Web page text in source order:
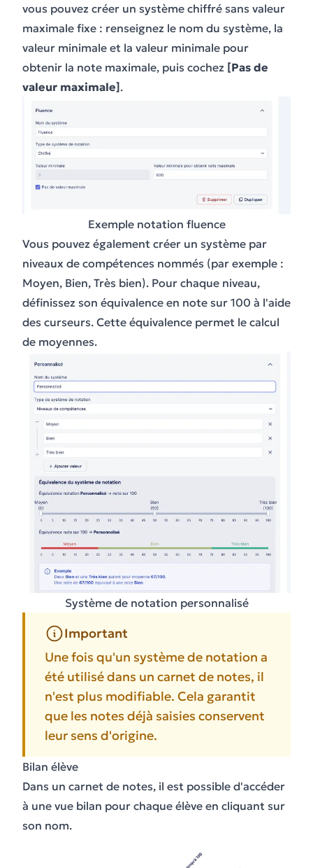
vous pouvez créer un système chiffré sans valeur
maximale fixe : renseignez le nom du système, la
valeur minimale et la valeur minimale pour
obtenir la note maximale, puis cochez [Pas de
valeur maximale].
Exemple notation fluence
Vous pouvez également créer un système par
niveaux de compétences nommés (par exemple :
Moyen, Bien, Très bien). Pour chaque niveau,
définissez son équivalence en note sur 100 à l'aide
des curseurs. Cette équivalence permet le calcul
de moyennes.
Système de notation personnalisé
Important
Une fois qu'un système de notation a
été utilisé dans un carnet de notes, il
n'est plus modifiable. Cela garantit
que les notes déjà saisies conservent
leur sens d'origine.
Bilan élève
Dans un carnet de notes, il est possible d'accéder
à une vue bilan pour chaque élève en cliquant sur
son nom.